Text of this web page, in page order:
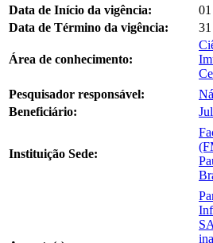
Data de Início da vigência:
Data de Término da vigência:
Área de conhecimento:
Pesquisador responsável:
Beneficiário:
Instituição Sede: